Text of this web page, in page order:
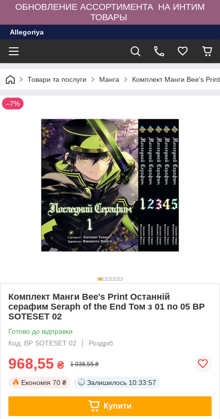
ОБНОВЛЕНИЕ АССОРТИМЕНТА НА ИНТИМ
ТОВАРЫ
Allegoriya
Товари та послуги Манга Комплект Манги Bee's
–7%
Комплект Манги Bee's Print Останній
серафим Seraph of the End Том з 01 по 05 BP
SOTESET 02
Готово до відправки
Код: BP SOTESET 02
Роздріб
968,55 ₴ 1 038,55 ₴
Економія 70 ₴ Залишилось 10:33:57
Купити